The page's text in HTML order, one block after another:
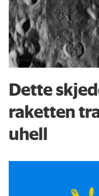
Dette
raketten
uhell